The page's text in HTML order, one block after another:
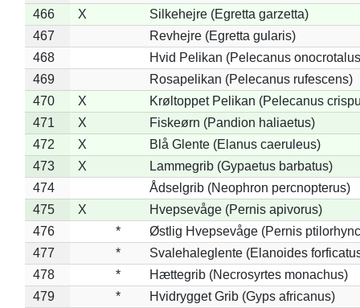
466
X
Silkehejre (Egretta garzetta)
467
Revhejre (Egretta gularis)
468
Hvid Pelikan (Pelecanus
469
Rosapelikan (Pelecanus rufescens)
470
X
Krøltoppet Pelikan (Pelecanus
471
X
Fiskeørn (Pandion haliaetus)
472
X
Blå Glente (Elanus caeruleus)
473
X
Lammegrib (Gypaetus barbatus)
474
Ådselgrib (Neophron percnopterus)
475
X
Hvepsevåge (Pernis apivorus)
476
*
Østlig Hvepsevåge (Pernis
477
*
Svalehaleglente (Elanoides
478
*
Hættegrib (Necrosyrtes monachus)
479
* Hvidrygget Grib (Gyps africanus)